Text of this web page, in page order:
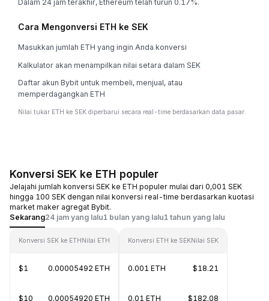
Dalam 24 jam terakhir, Ethereum telah turun 0.17%.
Cara Mengonversi ETH ke SEK
Masukkan jumlah ETH yang ingin Anda konversi
Kalkulator akan menampilkan nilai setara dalam SEK
Daftar akun Bybit untuk membeli, menjual, atau
memperdagangkan ETH
Nilai tukar ETH ke SEK diperbarui secara real-time berdasarkan data pasar.
Konversi SEK ke ETH populer
Jelajahi jumlah konversi SEK ke ETH populer mulai dari 0,001 SEK
hingga 100 SEK dengan nilai konversi real-time berdasarkan kuotasi
market maker agregat Bybit.
Sekarang24 jam yang lalu1 bulan yang lalu1 tahun yang lalu
Konversi SEK ke ETHNilai ETH
$1 0.00005492 ETH
$10 0.00054920 ETH
Konversi ETH ke SEKNilai SEK
0.001 ETH $18.21
0.01 ETH $182.08